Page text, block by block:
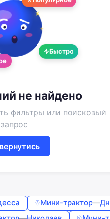
Быстро
не найдено
фильтры или поисковый
запрос
Мини-трактор—
создайте аккаунт
или
Войти